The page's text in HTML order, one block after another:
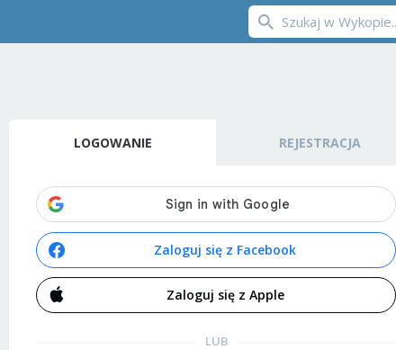
LOGOWANIE REJESTRACJA
Zaloguj się z Facebook
Zaloguj się z Apple
LUB